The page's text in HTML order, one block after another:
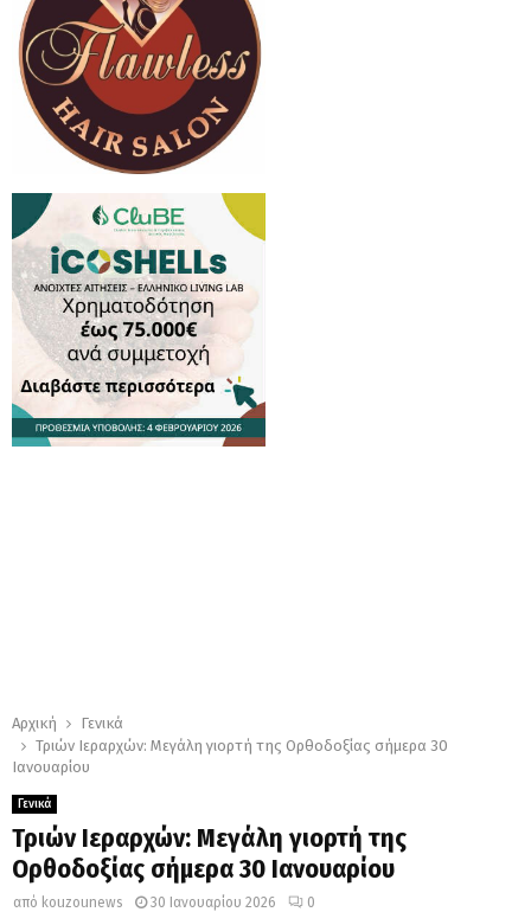
Αρχική
Γενικά
Τριών Ιεραρχών: Μεγάλη γιορτή της Ορθοδοξίας σήμερα 30
Ιανουαρίου
Γενικά
Τριών Ιεραρχών: Μεγάλη γιορτή της
Ορθοδοξίας σήμερα 30 Ιανουαρίου
από kouzounews 30 Ιανουαρίου 2026 0